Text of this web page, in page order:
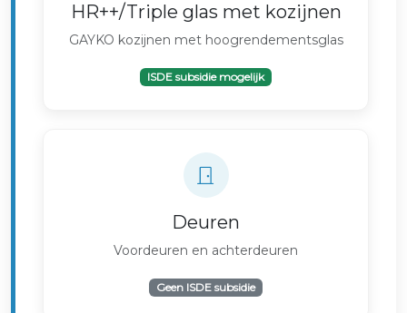
HR++/Triple glas met kozijnen
GAYKO kozijnen met hoogrendementsglas
ISDE subsidie mogelijk
Deuren
Voordeuren en achterdeuren
Geen ISDE subsidie